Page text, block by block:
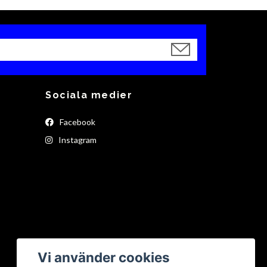
Sociala medier
Facebook
Instagram
Vi använder cookies